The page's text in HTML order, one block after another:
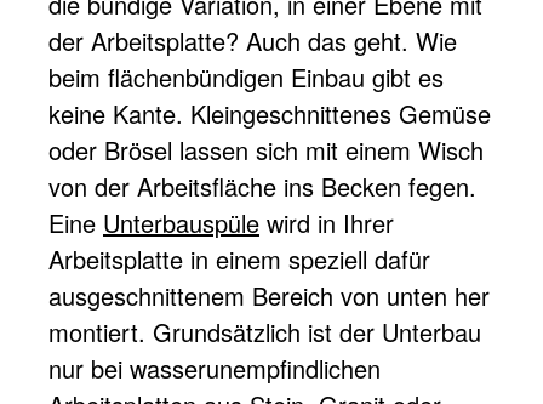
der Arbeitsplatte? Auch das geht. Wie
beim flächenbündigen Einbau gibt es
keine Kante. Kleingeschnittenes Gemüse
oder Brösel lassen sich mit einem Wisch
von der Arbeitsfläche ins Becken fegen.
Eine Unterbauspüle wird in Ihrer
Arbeitsplatte in einem speziell dafür
ausgeschnittenem Bereich von unten her
montiert. Grundsätzlich ist der Unterbau
nur bei wasserunempfindlichen